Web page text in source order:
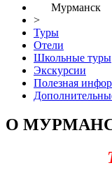
Мурманск
>
Туры
Отели
Школьные туры
Экскурсии
Полезная
О